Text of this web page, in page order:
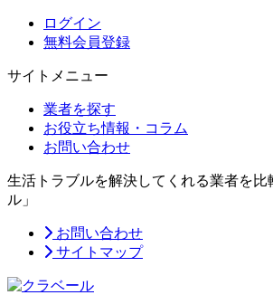
ログイン
無料会員登録
サイトメニュー
業者を探す
お役立ち情報・コラム
お問い合わせ
生活トラブルを解決してくれる業者を比
ル」
お問い合わせ
サイトマップ